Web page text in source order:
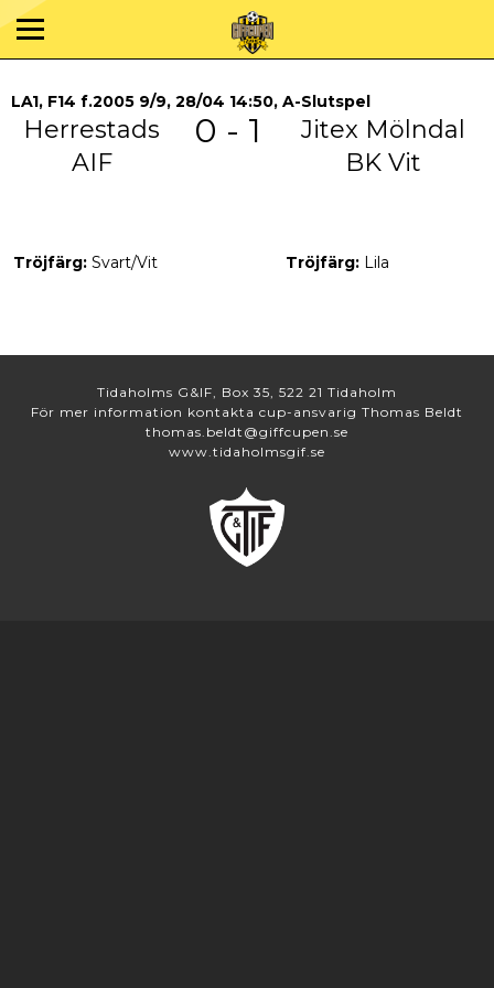
LA1, F14 f.2005 9/9, 28/04 14:50, A-Slutspel
Herrestads
AIF
0 - 1
Jitex Mölndal
BK Vit
Tröjfärg: Svart/Vit Tröjfärg: Lila
Tidaholms G&IF, Box 35, 522 21 Tidaholm
För mer information kontakta cup-ansvarig Thomas Beldt
thomas.beldt@giffcupen.se
www.tidaholmsgif.se